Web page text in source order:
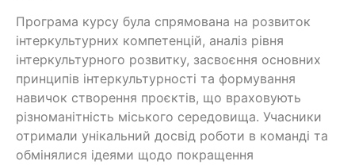
Програма курсу була спрямована на розвиток
інтеркультурних компетенцій, аналіз рівня
інтеркультурного розвитку, засвоєння основних
принципів інтеркультурності та формування
навичок створення проєктів, що враховують
різноманітність міського середовища. Учасники
отримали унікальний досвід роботи в команді та
обмінялися ідеями щодо покращення